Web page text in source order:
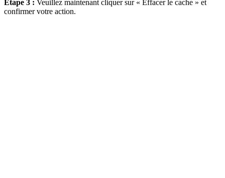
Étape 3 : Veuillez maintenant cliquer sur « Effacer le cache » et
confirmer votre action.